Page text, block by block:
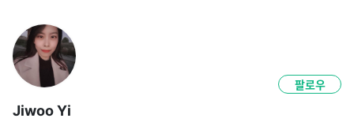
Jiwoo Yi
팔로우